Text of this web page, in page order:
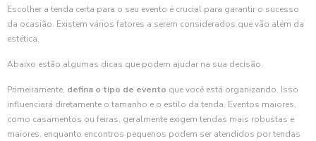
Escolher a tenda certa para o seu evento é crucial para garantir o sucesso
da ocasião. Existem vários fatores a serem considerados que vão além da
estética.
Abaixo estão algumas dicas que podem ajudar na sua decisão.
Primeiramente, defina o tipo de evento que você está organizando. Isso
influenciará diretamente o tamanho e o estilo da tenda. Eventos maiores,
como casamentos ou feiras, geralmente exigem tendas mais robustas e
maiores, enquanto encontros pequenos podem ser atendidos por tendas